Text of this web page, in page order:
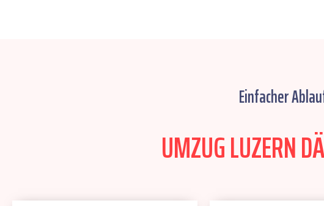
Einfacher
UMZUG LUZERN